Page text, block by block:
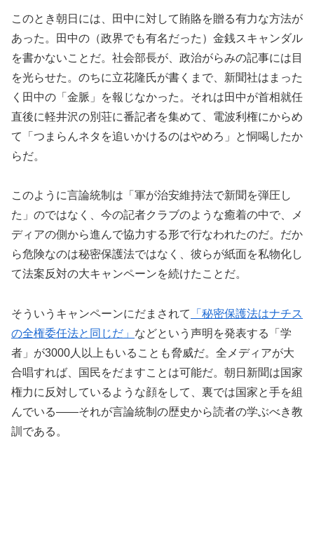
このとき朝日には、田中に対して賄賂を贈る有力な方法が
あった。田中の（政界でも有名だった）金銭スキャンダル
を書かないことだ。社会部長が、政治がらみの記事には目
を光らせた。のちに立花隆氏が書くまで、新聞社はまった
く田中の「金脈」を報じなかった。それは田中が首相就任
直後に軽井沢の別荘に番記者を集めて、電波利権にからめ
て「つまらんネタを追いかけるのはやめろ」と恫喝したか
らだ。
このように言論統制は「軍が治安維持法で新聞を弾圧し
た」のではなく、今の記者クラブのような癒着の中で、メ
ディアの側から進んで協力する形で行なわれたのだ。だか
ら危険なのは秘密保護法ではなく、彼らが紙面を私物化し
て法案反対の大キャンペーンを続けたことだ。
そういうキャンペーンにだまされて
「秘密保護法はナチス
の全権委任法と同じだ」 などという声明を発表する「学
者」が3000人以上もいることも脅威だ。全メディアが大
合唱すれば、国民をだますことは可能だ。朝日新聞は国家
権力に反対しているような顔をして、裏では国家と手を組
んでいる――それが言論統制の歴史から読者の学ぶべき教
訓である。